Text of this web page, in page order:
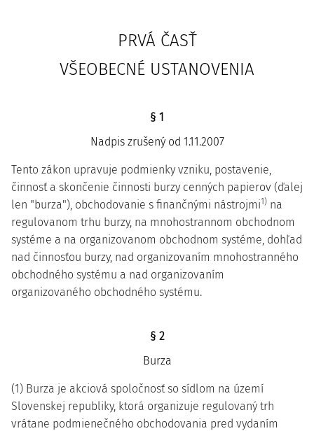
PRVÁ ČASŤ
VŠEOBECNÉ USTANOVENIA
§ 1
Nadpis zrušený od 1.11.2007
Tento zákon upravuje podmienky vzniku, postavenie,
činnosť a skončenie činnosti burzy cenných papierov (ďalej
len "burza"), obchodovanie s finančnými nástrojmi1) na
regulovanom trhu burzy, na mnohostrannom obchodnom
systéme a na organizovanom obchodnom systéme, dohľad
nad činnosťou burzy, nad organizovaním mnohostranného
obchodného systému a nad organizovaním
organizovaného obchodného systému.
§ 2
Burza
(1) Burza je akciová spoločnosť so sídlom na území
Slovenskej republiky, ktorá organizuje regulovaný trh
vrátane podmienečného obchodovania pred vydaním